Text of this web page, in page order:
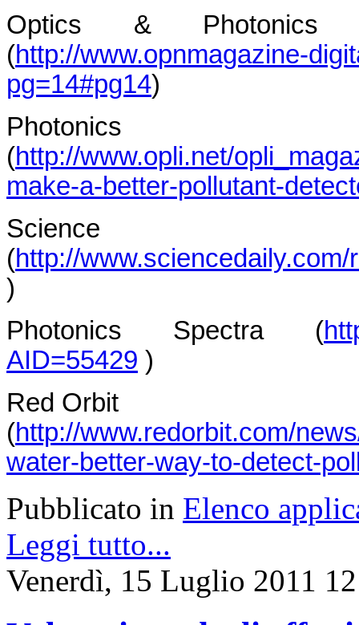
Optics &
(http://www.opnmagazine-
pg=14#pg14)
Photonics
(http://www.opli.net/
make-a-better-pollutant-
(http://
)
Photonics Spectra (
AID=55429 )
Red Orbit
(http://www.redorbit.com/
water-better-way-to-detect-
Pubblicato in Elenco
Leggi tutto...
Venerdì, 15 Luglio 2011